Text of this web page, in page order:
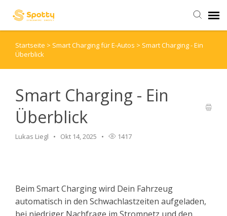
Stromangebot
Hilfeartikel
Startseite > Smart Charging für E-Autos > Smart Charging - Ein
Überblick
Smart Charging - Ein
Überblick
Lukas Liegl Okt 14, 2025 1417
Beim Smart Charging wird Dein Fahrzeug
automatisch in den Schwachlastzeiten aufgeladen,